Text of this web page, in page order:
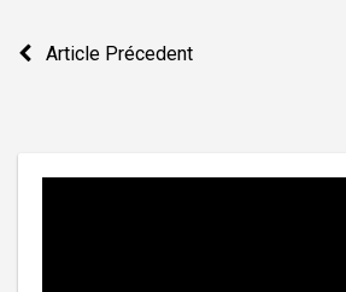
Navigation
Article Précedent